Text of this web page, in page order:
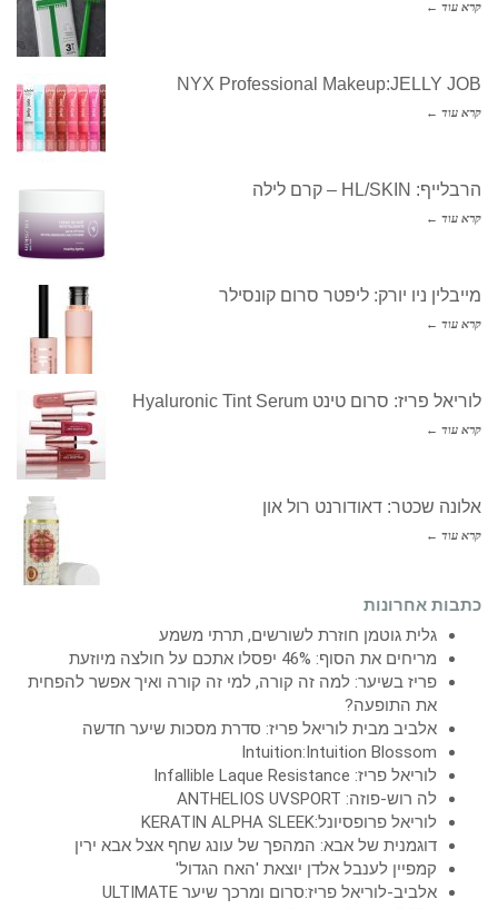
קרא עוד ←
NYX Professional Makeup:JELLY JOB
קרא עוד ←
הרבלייף: HL/SKIN – קרם לילה
קרא עוד ←
מייבלין ניו יורק: ליפטר סרום קונסילר
קרא עוד ←
לוריאל פריז: סרום טינט Hyaluronic Tint Serum
קרא עוד ←
אלונה שכטר: דאודורנט רול און
קרא עוד ←
כתבות אחרונות
גלית גוטמן חוזרת לשורשים, תרתי משמע
מריחים את הסוף: 46% יפסלו אתכם על חולצה מיוזעת
פריז בשיער: למה זה קורה, למי זה קורה ואיך אפשר להפחית
את התופעה?
אלביב מבית לוריאל פריז: סדרת מסכות שיער חדשה
Intuition:Intuition Blossom
לוריאל פריז: Infallible Laque Resistance
לה רוש-פוזה: ANTHELIOS UVSPORT
לוריאל פרופסיונל:KERATIN ALPHA SLEEK
דוגמנית של אבא: המהפך של עונג שחף אצל אבא ירין
קמפיין לענבל אלדן יוצאת 'האח הגדול'
אלביב-לוריאל פריז:סרום ומרכך שיער ULTIMATE